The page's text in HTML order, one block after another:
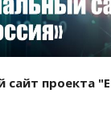
проекта